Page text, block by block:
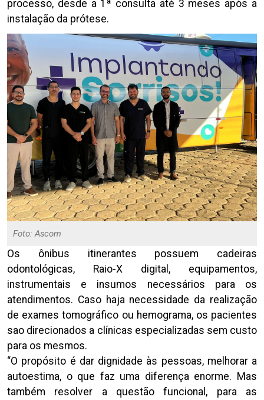
processo, desde a 1ª consulta até 3 meses após a
instalação da prótese.
Foto: Ascom
Os ônibus itinerantes possuem cadeiras
odontológicas, Raio-X digital, equipamentos,
instrumentais e insumos necessários para os
atendimentos. Caso haja necessidade da realização
de exames tomográfico ou hemograma, os pacientes
sao direcionados a clínicas especializadas sem custo
para os mesmos.
“O propósito é dar dignidade às pessoas, melhorar a
autoestima, o que faz uma diferença enorme. Mas
também resolver a questão funcional, para as